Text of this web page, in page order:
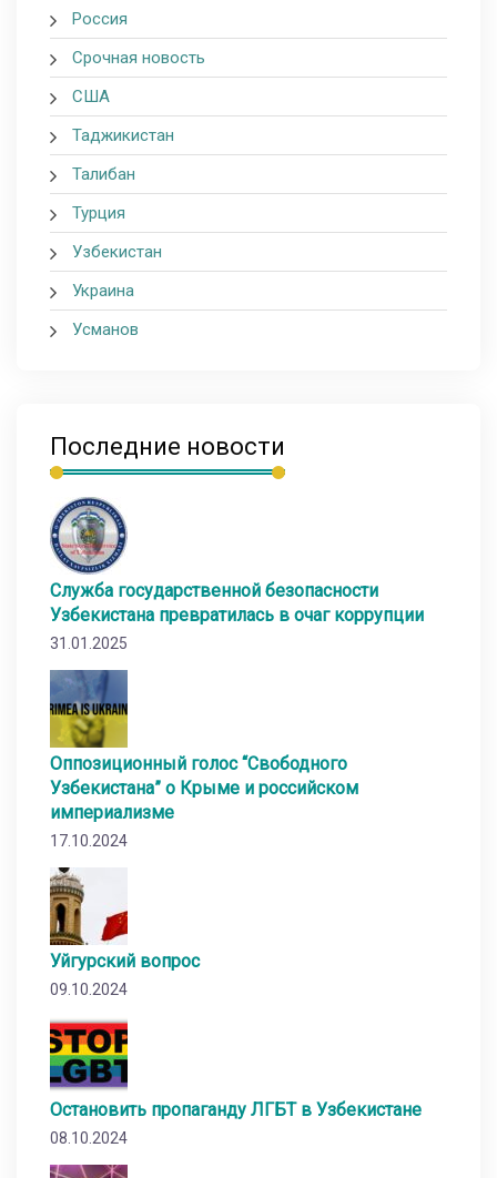
Россия
Срочная новость
США
Таджикистан
Талибан
Турция
Узбекистан
Украина
Усманов
Последние новости
Служба государственной безопасности
Узбекистана превратилась в очаг коррупции
31.01.2025
Оппозиционный голос “Свободного
Узбекистана” о Крыме и российском
империализме
17.10.2024
Уйгурский вопрос
09.10.2024
Остановить пропаганду ЛГБТ в Узбекистане
08.10.2024